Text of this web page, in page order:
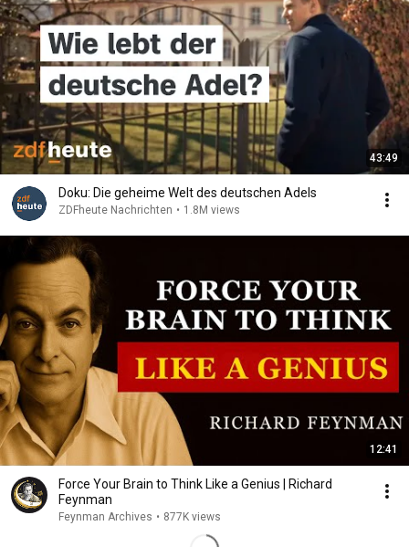
43:49
Doku: Die geheime Welt des deutschen Adels
ZDFheute Nachrichten • 1.8M views
12:41
Force Your Brain to Think Like a Genius | Richard
Feynman
Feynman Archives • 877K views